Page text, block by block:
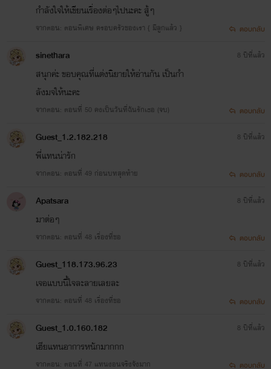
กำลังใจให้เขียนเรื่องต่อๆไปนะคะ สู้ๆ
จากตอน: ตอนพิเศษ ครอบครัวของเรา { มีลูกแล้ว } ตอบกลับ
sinethara
สนุกค่ะ ขอบคุณที่แต่งนิยายให้อ่านกัน เป็นกำ
ลังมจให้นะคะ
จากตอน: ตอนที่ 50 คงเป็นวันที่ฉันรักเธอ (จบ)
8 ปีที่แล้ว
ตอบกลับ
Guest_1.2.182.218
พี่แทนน่ารัก
จากตอน: ตอนที่ 49 ก่อนบทสุดท้าย
8 ปีที่แล้ว
ตอบกลับ
Apatsara
มาต่อๆ
จากตอน: ตอนที่ 48 เรื่องที่ขอ
8 ปีที่แล้ว
ตอบกลับ
Guest_118.173.96.23
เจอแบบนี้ใจละลายเลยละ
จากตอน: ตอนที่ 48 เรื่องที่ขอ
8 ปีที่แล้ว
ตอบกลับ
Guest_1.0.160.182
เฮียแทนอาการหนักมากกก
จากตอน: ตอนที่ 47 แทนงอนจริงจังมาก
8 ปีที่แล้ว
ตอบกลับ